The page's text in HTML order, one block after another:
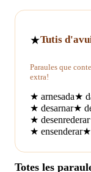
★Tutis
Paraules que
extra!
★ arnesada★
★ desarnar★
★ desenrederar
★ ensenderar★
Totes les